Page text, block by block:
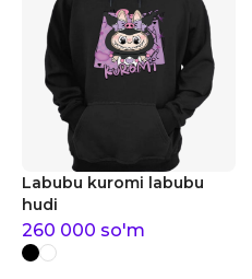
Labubu kuromi labubu
hudi
260 000 so'm